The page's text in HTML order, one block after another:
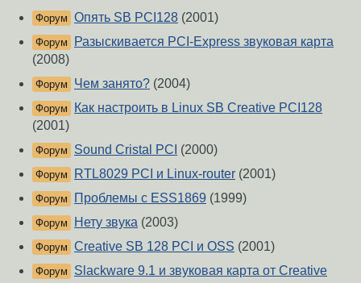
Форум Опять SB PCI128 (2001)
Форум
Разыскивается PCI-Express звуковая карта
(2008)
Форум Чем занято? (2004)
Форум
Как настроить в Linux SB Creative PCI128
(2001)
Форум Sound Cristal PCI (2000)
Форум RTL8029 PCI и Linux-router (2001)
Форум Проблемы с ESS1869 (1999)
Форум Нету звука (2003)
Форум Creative SB 128 PCI и OSS (2001)
Форум
Slackware 9.1 и звуковая карта от Creative